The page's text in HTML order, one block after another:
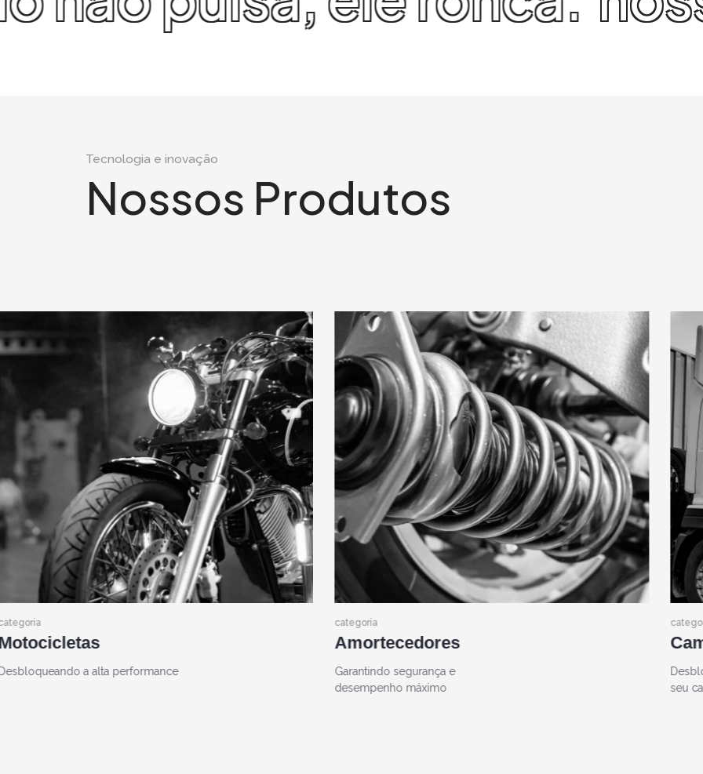
Tecnologia e inovação
Nossos Produtos
categoria
Amortecedores
Garantindo segurança e
categoria
Caminhões
Desbloqueie o potencial máximo do
seu caminhão
pistas